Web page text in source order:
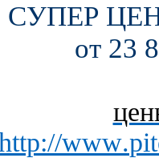
СУПЕР
от 23
://www.